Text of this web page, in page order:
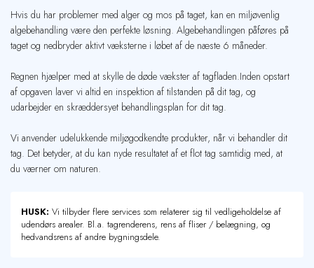
Hvis du har problemer med alger og mos på taget, kan en miljøvenlig
algebehandling være den perfekte løsning. Algebehandlingen påføres på
taget og nedbryder aktivt væksterne i løbet af de næste 6 måneder.
Regnen hjælper med at skylle de døde vækster af tagfladen.Inden opstart
af opgaven laver vi altid en inspektion af tilstanden på dit tag, og
udarbejder en skræddersyet behandlingsplan for dit tag.
Vi anvender udelukkende miljøgodkendte produkter, når vi behandler dit
tag. Det betyder, at du kan nyde resultatet af et flot tag samtidig med, at
du værner om naturen.
HUSK: Vi tilbyder flere services som relaterer sig til vedligeholdelse af
udendørs arealer. Bl.a. tagrenderens, rens af fliser / belægning, og
hedvandsrens af andre bygningsdele.